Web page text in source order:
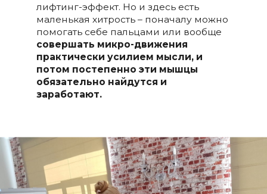
лифтинг-эффект. Но и здесь есть
маленькая хитрость – поначалу можно
помогать себе пальцами или вообще
совершать микро-движения
практически усилием мысли, и
потом постепенно эти мышцы
обязательно найдутся и
заработают.